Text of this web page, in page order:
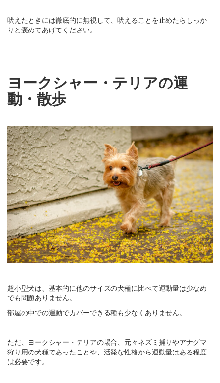
吠えたときには徹底的に無視して、吠えることを止めたらしっか
りと褒めてあげてください。
ヨークシャー・テリアの運
動・散歩
超小型犬は、基本的に他のサイズの犬種に比べて運動量は少なめ
でも問題ありません。
部屋の中での運動でカバーできる種も少なくありません。
ただ、ヨークシャー・テリアの場合、元々ネズミ捕りやアナグマ
狩り用の犬種であったことや、活発な性格から運動量はある程度
は必要です。